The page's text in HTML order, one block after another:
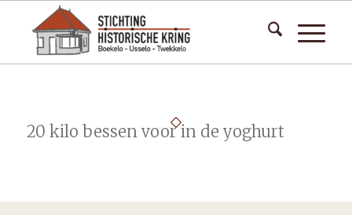
20 kilo bessen voor in de yoghurt